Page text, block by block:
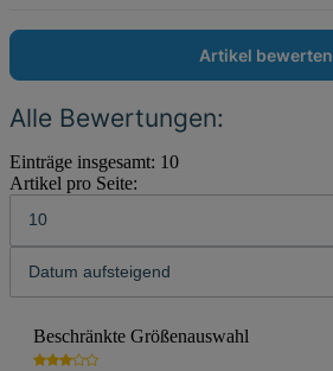
Artikel bewerten
Alle Bewertungen:
Einträge insgesamt: 10
Artikel pro Seite:
Beschränkte Größenauswahl